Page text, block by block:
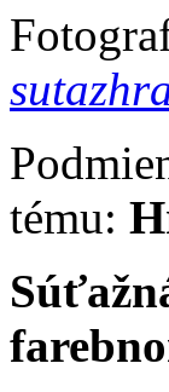
tému: